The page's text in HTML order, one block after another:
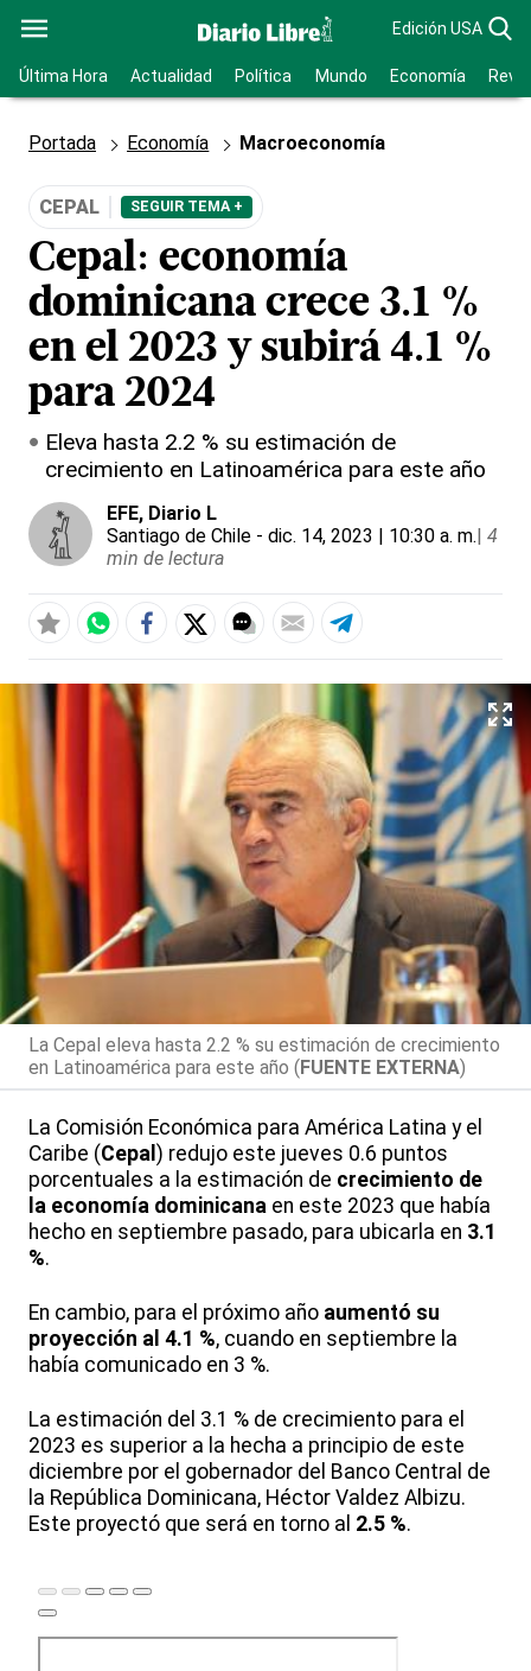
Edición USA
Última Hora Actualidad Política Mundo Economía
Portada Economía Macroeconomía
CEPAL SEGUIR TEMA +
Cepal: economía
dominicana crece 3.1 %
en el 2023 y subirá 4.1 %
para 2024
Eleva hasta 2.2 % su estimación de
crecimiento en Latinoamérica para este año
EFE, Diario L
Santiago de Chile - dic. 14, 2023 | 10:30 a. m.| 4
min de lectura
La Cepal eleva hasta 2.2 % su estimación de crecimiento
en Latinoamérica para este año (FUENTE EXTERNA)
La Comisión Económica para América Latina y el
Caribe (Cepal ) redujo este jueves 0.6 puntos
porcentuales a la estimación de crecimiento de
la economía dominicana en este 2023 que había
hecho en septiembre pasado, para ubicarla en 3.1
%.
En cambio, para el próximo año aumentó su
proyección al 4.1 %, cuando en septiembre la
había comunicado en 3 %.
La estimación del 3.1 % de crecimiento para el
2023 es superior a la hecha a principio de este
diciembre por el gobernador del Banco Central de
la República Dominicana, Héctor Valdez Albizu.
Este proyectó que será en torno al 2.5 %.